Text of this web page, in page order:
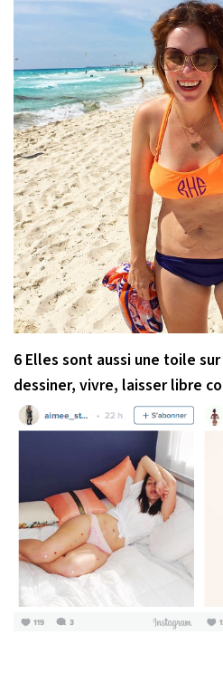
6 Elles sont aussi une toile
dessiner, vivre, laisser libre